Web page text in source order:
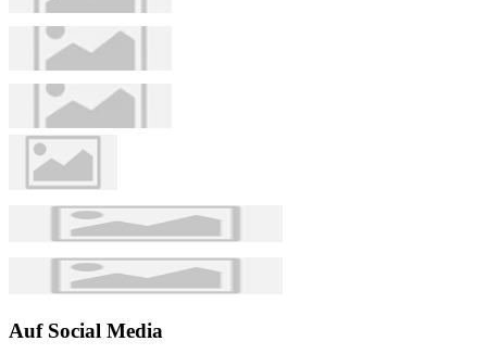
Auf Social Media